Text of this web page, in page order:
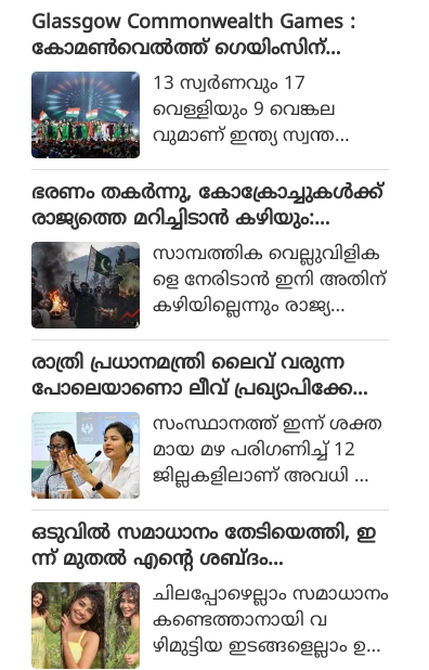
Glassgow Commonwealth Games :
കോമൺവെൽത്ത് ഗെയിംസിന്
ഗ്ലാസ്ഗോയിൽ കൊടിയിറങ്ങി, മെഡ
ൽ നേട്ടത്തിൽ ഇന്ത്യ നാലാമത്
13 സ്വര്‍ണവും 17
വെള്ളിയും 9 വെങ്കല
വുമാണ് ഇന്ത്യ സ്വന്ത
ഭരണം തകര്‍ന്നു, കോക്രോച്ചുകള്‍ക്ക്
രാജ്യത്തെ മറിച്ചിടാന്‍ കഴിയും:
പാകിസ്ഥാന്‍ ആഭ്യന്തര മന്ത്രി
മൊഹ്സിന്‍ നഖ്വി
സാമ്പത്തിക വെല്ലുവിളിക
ളെ നേരിടാന്‍ ഇനി അതിന്
കഴിയില്ലെന്നും രാജ്യത്തെ
മൊഹ്സിന്‍ നഖ്വി
വ്യാഴാഴ്ച പറഞ്ഞു. കര
സേനാ മേധാവി ഫീല്‍ഡ്
മാര്‍ഷല്‍ സയ്യിദ് അസിം
മുനീറിന്റെ അടുത്ത
യാളായി അറിയപ്പെടുന്ന ന
ഖ്വി പാകിസ്ഥാന്റെ
കോക്രോച്ചുകള്‍ ഒ
ന്നിച്ചാല്‍ രാജ്യത്തെ മ
റിച്ചിടാന്‍ കഴിയുമെന്ന് പറ
ഞ്ഞു.
രാത്രി പ്രധാനമന്ത്രി ലൈവ് വരുന്ന
പോലെയാണൊ ലീവ് പ്രഖ്യാപിക്കേണ്ട
ത്, എറണാകുളം ജില്ലാ കളക്ടർ
ക്കെതിരെ വിമർശനം
സംസ്ഥാനത്ത് ഇന്ന് ശക്ത
മായ മഴ പരിഗണിച്ച് 12
ജില്ലകളിലാണ് അവധി പ്ര
ഒടുവില്‍ സമാധാനം തേടിയെത്തി, ഇ
ന്ന് മുതല്‍ എന്റെ ശബ്ദം
തിരെഞ്ഞെടുക്കുന്നു, പോസ്റ്റുമായി
അനുപമ പരമേശ്വരന്‍, ഒരു ബ്രെയ്ക്ക
പ്പ് മണക്കുന്നുവെന്ന് സോഷ്യല്‍
മീഡിയ
ചിലപ്പോഴെല്ലാം സമാധാനം
കണ്ടെത്താനായി വ
ഴിമുട്ടിയ ഇടങ്ങളെല്ലാം ഉ